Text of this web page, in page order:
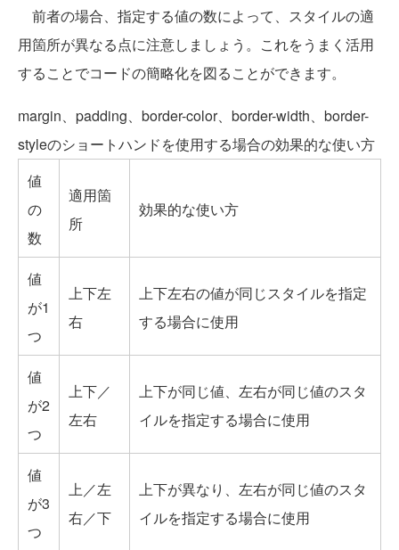
前者の場合、指定する値の数によって、スタイルの適
用箇所が異なる点に注意しましょう。これをうまく活用
することでコードの簡略化を図ることができます。
margin、padding、border-color、border-width、border-
styleのショートハンドを使用する場合の効果的な使い方
値
の
数
適用箇
所
効果的な使い方
値
が1
つ
上下左
右
上下左右の値が同じスタイルを指定
する場合に使用
値
が2
つ
上下／
左右
上下が同じ値、左右が同じ値のスタ
イルを指定する場合に使用
値
が3
つ
上／左
右／下
上下が異なり、左右が同じ値のスタ
イルを指定する場合に使用